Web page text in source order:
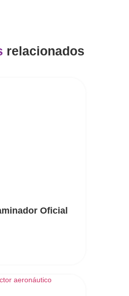
relacionados
Oficial